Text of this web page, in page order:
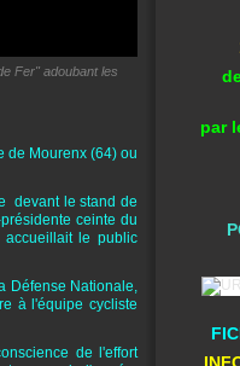
Fer" adoubant les
de Mourenx (64) ou
devant le stand de
ceinte du
le public
Défense Nationale,
à l'équipe cycliste
de l'effort
par